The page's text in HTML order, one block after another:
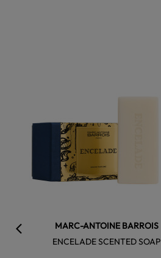
MARC-ANTOINE BARROIS
ENCELADE SCENTED SOAP